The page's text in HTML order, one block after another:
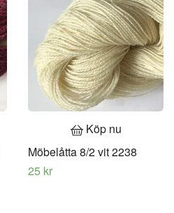
Köp nu
Möbelåtta 8/2 vit 2238
25 kr